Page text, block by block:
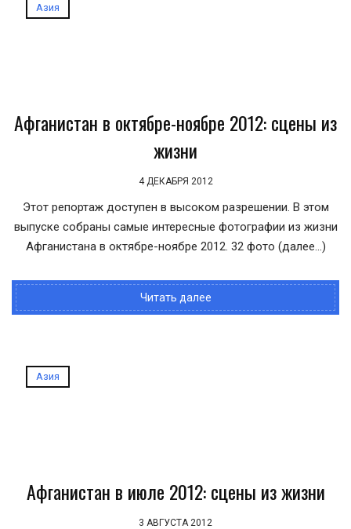
Азия
Афганистан в октябре-ноябре 2012: сцены из
жизни
4 ДЕКАБРЯ 2012
Этот репортаж доступен в высоком разрешении. В этом
выпуске собраны самые интересные фотографии из жизни
Афганистана в октябре-ноябре 2012. 32 фото (далее…)
Читать далее
Азия
Афганистан в июле 2012: сцены из жизни
3 АВГУСТА 2012